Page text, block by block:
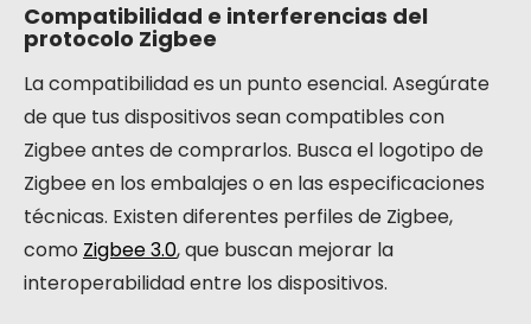
Compatibilidad e interferencias del
protocolo Zigbee
La compatibilidad es un punto esencial. Asegúrate
de que tus dispositivos sean compatibles con
Zigbee antes de comprarlos. Busca el logotipo de
Zigbee en los embalajes o en las especificaciones
técnicas. Existen diferentes perfiles de Zigbee,
como Zigbee 3.0, que buscan mejorar la
interoperabilidad entre los dispositivos.